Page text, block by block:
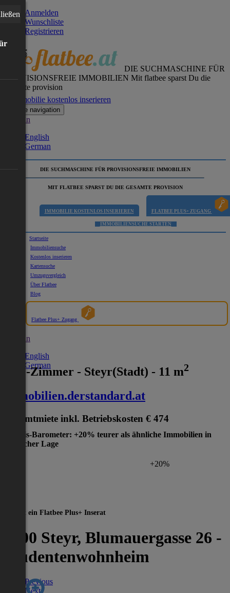
Anmelden
Wunschliste
Registrieren
DIE SUCHMASCHINE FÜR
PROVISIONSFREIE IMMOBILIEN Mit flatbee sparst Du die
gesamte provision
Immobilie kostenlos inserieren
Toggle navigation
German
English
German
DIE SUCHMASCHINE FÜR PROVISIONSFREIE IMMOBILIEN
MIT FLATBEE SPARST DU DIE GESAMTE PROVISION
IMMOBILIE KOSTENLOS INSERIEREN FLATBEE PLUS+ ZUGANG
IMMOBILIENSUCHE STARTEN
Startseite
Immobiliensuche
Kostenlos inserieren
Kartensuche
Umzugsvergleich
Über Flatbee
Blog
Flatbee Plus+ Zugang
German
English
German
WG-Zimmer - Steyr(Stadt) - 11 m2
immobilien.derstandard.at
Gesamtmiete inkl. Betriebskosten € 474
Preis-Barometer: +20% teurer als ähnliche Immobilien in
gleicher Lage
+20%
Dies ist ein Flatbee Plus+ Inserat
4400 Steyr, Blumauergasse 26 -
Studentenwohnheim
Previous
Next